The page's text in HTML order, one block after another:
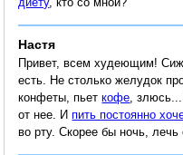
Настя
Привет, всем худеющим!
есть. Не столько желудок
конфеты, пьеткофе ,
от нее. Ипить постоянно
во рту. Скорее бы ночь, лечь